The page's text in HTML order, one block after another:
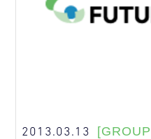
2013.03.13